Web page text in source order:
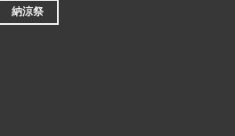
納涼祭